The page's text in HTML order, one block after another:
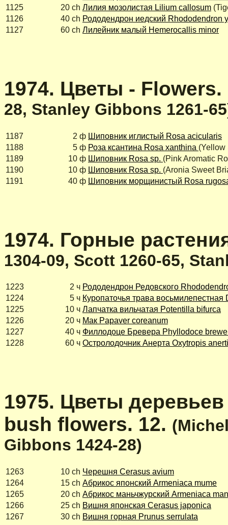
1125
20 ch Лилия мозолистая Lilium callosum
1126
40 ch Рододендрон иедский Rhododendron
1127
60 ch Лилейник малый Hemerocallis minor
1974. Цветы -
28, Stanley Gibbons 1261-
1187 2 ф Шиповник иглистый Rosa acicularis
1188
5 ф Роза ксантина Rosa xanthina (Yellow
1189
10 ф Шиповник Rosa sp. (Pink Aromatic
1190
10 ф Шиповник Rosa sp. (Aronia Sweet
1191
40 ф Шиповник морщинистый Rosa
1974. Горные
1304-09, Scott 1260-65,
1223 2 ч Рододендрон Редовского
1224
5 ч Куропаточья трава восьмилепестная
1225
10 ч Лапчатка вильчатая Potentilla bifurca
1226
20 ч Мак Papaver coreanum
1227
40 ч Филлодоце Бревера Phyllodoce
1228
60 ч Остролодочник Анерта Oxytropis
1975. Цветы
bush flowers. 12.
Gibbons 1424-28)
1263 10 ch Черешня Cerasus avium
1264
15 ch Абрикос японский Armeniaca mume
1265
20 ch Абрикос маньчжурский Armeniaca
1266
25 ch Вишня японская Cerasus japonica
1267
30 ch Вишня горная Prunus serrulata